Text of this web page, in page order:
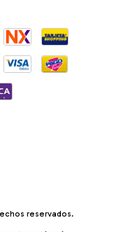
reservados.